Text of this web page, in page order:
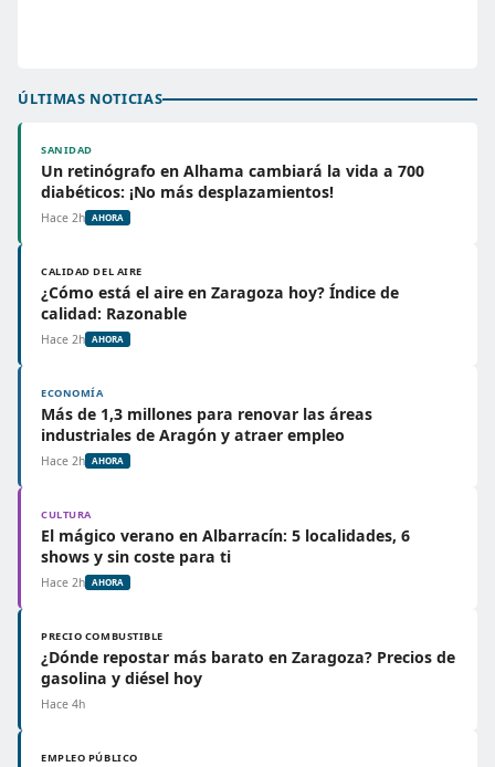
ÚLTIMAS NOTICIAS
SANIDAD
Un retinógrafo en Alhama cambiará la vida a 700
diabéticos: ¡No más desplazamientos!
Hace 2h AHORA
CALIDAD DEL AIRE
¿Cómo está el aire en Zaragoza hoy? Índice de
calidad: Razonable
Hace 2h AHORA
ECONOMÍA
Más de 1,3 millones para renovar las áreas
industriales de Aragón y atraer empleo
Hace 2h AHORA
CULTURA
El mágico verano en Albarracín: 5 localidades, 6
shows y sin coste para ti
Hace 2h AHORA
PRECIO COMBUSTIBLE
¿Dónde repostar más barato en Zaragoza? Precios de
gasolina y diésel hoy
Hace 4h
EMPLEO PÚBLICO